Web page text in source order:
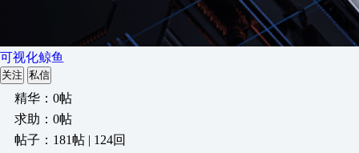
可视化鲸鱼
关注 私信
精华：0帖
求助：0帖
帖子：181帖 | 124回